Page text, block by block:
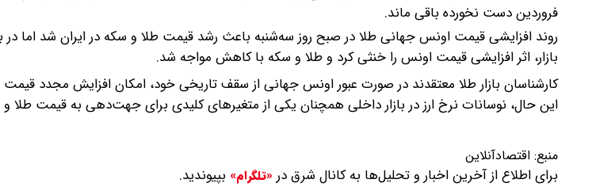
فروردین دست نخورده باقی ماند.
روند افزایشی قیمت اونس جهانی طلا در صبح روز سه‌شنبه باعث رشد قیمت طلا و سکه در ایران شد اما در
بازار، اثر افزایشی قیمت اونس را خنثی کرد و طلا و سکه با کاهش مواجه شد.
کارشناسان بازار طلا معتقدند در صورت عبور اونس جهانی از سقف تاریخی خود، امکان افزایش مجدد قیمت
این حال، نوسانات نرخ ارز در بازار داخلی همچنان یکی از متغیرهای کلیدی برای جهت‌دهی به قیمت طلا
منبع: اقتصادآنلاین
برای اطلاع از آخرین اخبار و تحلیل‌ها به کانال شرق در «تلگرام» بپیوندید.